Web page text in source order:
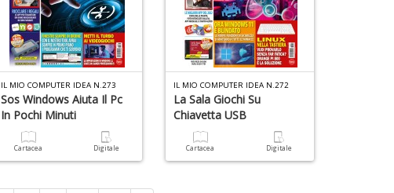
IL MIO COMPUTER IDEA N.273
Sos Windows Aiuta Il Pc
In Pochi Minuti
Cartacea Digitale
IL MIO COMPUTER IDEA N.272
La Sala Giochi Su
Chiavetta USB
Cartacea Digitale